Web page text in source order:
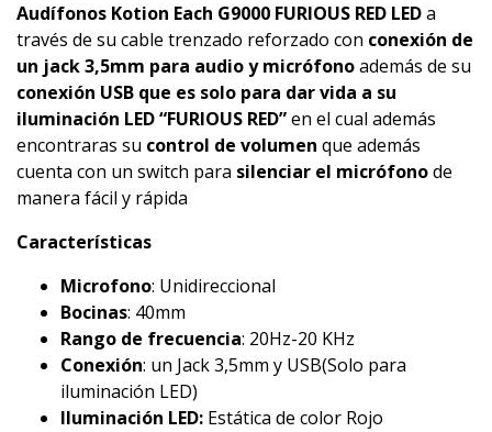
Audífonos Kotion Each G9000 FURIOUS RED LEDa
través de su cable trenzado reforzado con conexión de
un jack 3,5mm para audio ymicrófonoademás de su
conexión USB que es solo para dar vida a su
iluminación LED “FURIOUS RED”en el cual además
encontraras su control de volumen que además
cuenta con un switch para silenciar el micrófonode
manera fácil y rápida
Características
Microfono: Unidireccional
Bocinas: 40mm
Rango de frecuencia: 20Hz-20 KHz
Conexión: un Jack 3,5mm y USB(Solo para
iluminación LED)
Iluminación LED: Estática de color Rojo